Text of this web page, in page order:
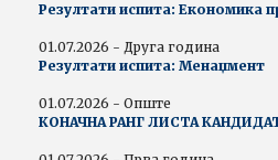
Резултати испита: Економика
01.07.2026 - Друга година
Резултати испита: Менаџмент
01.07.2026 - Опште
КОНАЧНА РАНГ ЛИСТА